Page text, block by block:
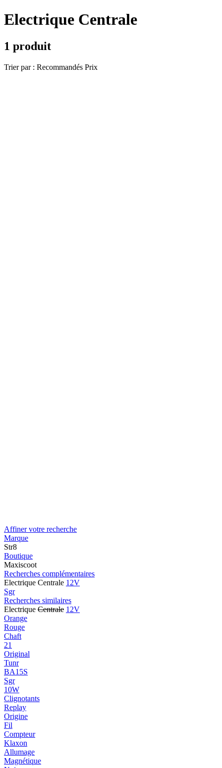
Electrique Centrale
1 produit
Trier par : Recommandés Prix
Affiner votre recherche
Marque
Str8
Boutique
Maxiscoot
Recherches complémentaires
Electrique Centrale 12V
Sgr
Recherches similaires
Electrique Centrale 12V
Orange
Rouge
Chaft
21
Original
Tunr
BA15S
Sgr
10W
Clignotants
Replay
Origine
Fil
Compteur
Klaxon
Allumage
Magnétique